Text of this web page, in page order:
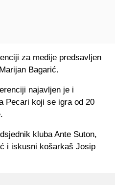
za medije predsavljen
Bagarić.
najavljen je i
Pecari koji se igra od 20
kluba Ante Suton,
i iskusni košarkaš Josip